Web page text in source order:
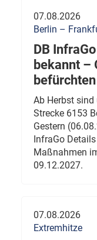
07.08.2026
Berlin –
DB
bekannt –
Ab Herbst
Strecke 6153
Gestern
InfraGo
Maßnahmen
09.12.2027.
07.08.2026
Extremhitze